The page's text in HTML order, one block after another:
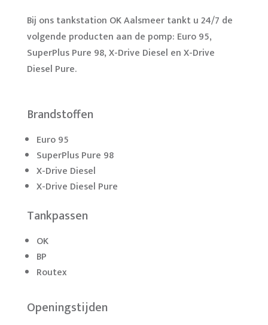
Bij ons tankstation OK Aalsmeer tankt u 24/7 de
volgende producten aan de pomp: Euro 95,
SuperPlus Pure 98, X-Drive Diesel en X-Drive
Diesel Pure.
Brandstoffen
Euro 95
SuperPlus Pure 98
X-Drive Diesel
X-Drive Diesel Pure
Tankpassen
OK
BP
Routex
Openingstijden